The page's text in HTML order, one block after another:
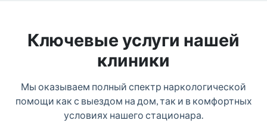
Ключевые услуги нашей
клиники
Мы оказываем полный спектр наркологической
помощи как с выездом на дом, так и в комфортных
условиях нашего стационара.